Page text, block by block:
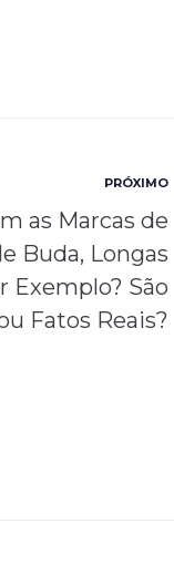
PRÓXIMO
as Marcas de
Buda, Longas
Exemplo? São
Fatos Reais?